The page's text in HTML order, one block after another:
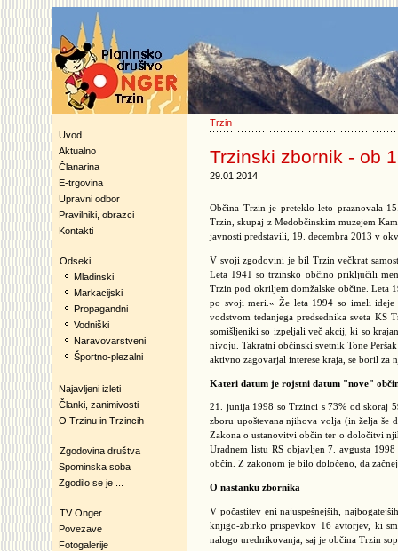
Uvod
Aktualno
Članarina
E-trgovina
Upravni odbor
Pravilniki, obrazci
Kontakti
Odseki
Mladinski
Markacijski
Propagandni
Vodniški
Naravovarstveni
Športno-plezalni
Najavljeni izleti
Članki, zanimivosti
O Trzinu in Trzincih
Zgodovina društva
Spominska soba
Zgodilo se je ...
TV Onger
Povezave
Fotogalerije
Trzin
Trzinski zbornik - ob
29.01.2014
Občina Trzin je preteklo leto praznovala
Trzin, skupaj z Medobčinskim muzejem
javnosti predstavili, 19. decembra 2013 v
V svoji zgodovini je bil Trzin večkrat
Leta 1941 so trzinsko občino priključili
Trzin pod okriljem domžalske občine. Leta
po svoji meri.« Že leta 1994 so imeli ideje
vodstvom tedanjega predsednika sveta KS
somišljeniki so izpeljali več akcij, ki so
nivoju. Takratni občinski svetnik Tone
aktivno zagovarjal interese kraja, se boril za
Kateri datum je rojstni datum "nove"
21. junija 1998 so Trzinci s 73% od skoraj
zboru upoštevana njihova volja (in želja še
Zakona o ustanovitvi občin ter o določitvi
Uradnem listu RS objavljen 7. avgusta
občin. Z zakonom je bilo določeno, da
O nastanku zbornika
V počastitev eni najuspešnejših,
knjigo-zbirko prispevkov 16 avtorjev, ki
nalogo urednikovanja, saj je občina Trzin